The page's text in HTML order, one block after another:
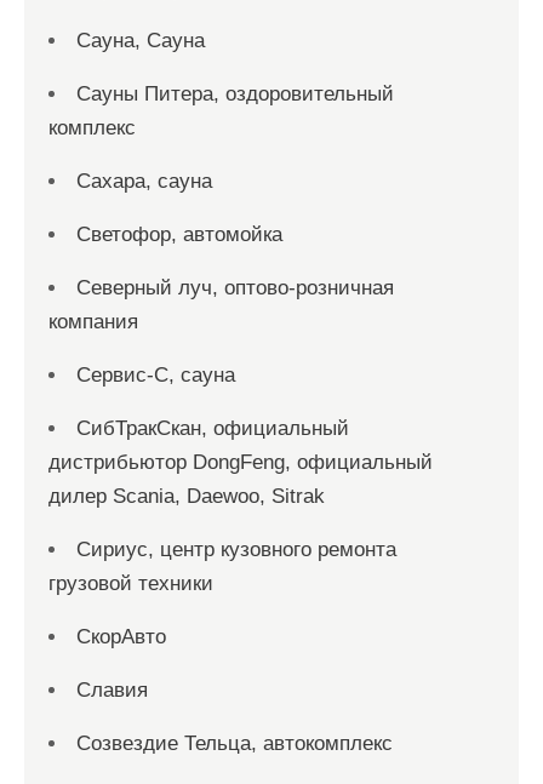
Сауна, Сауна
Сауны Питера, оздоровительный
комплекс
Сахара, сауна
Светофор, автомойка
Северный луч, оптово-розничная
компания
Сервис-С, сауна
СибТракСкан, официальный
дистрибьютор DongFeng, официальный
дилер Scania, Daewoo, Sitrak
Сириус, центр кузовного ремонта
грузовой техники
СкорАвто
Славия
Созвездие Тельца, автокомплекс